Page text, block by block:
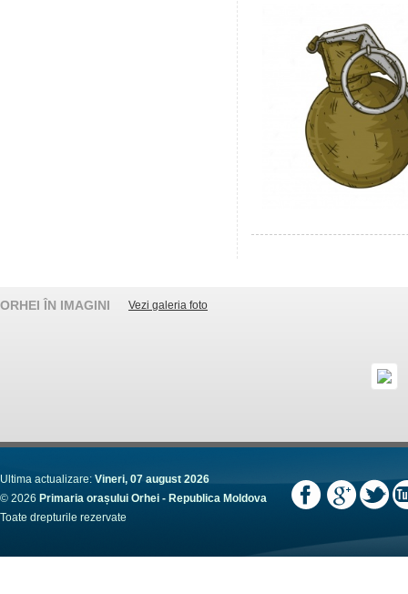
ORHEI ÎN IMAGINI Vezi galeria foto
Ultima actualizare: Vineri, 07 august 2026
© 2026 Primaria orașului Orhei - Republica Moldova
Toate drepturile rezervate